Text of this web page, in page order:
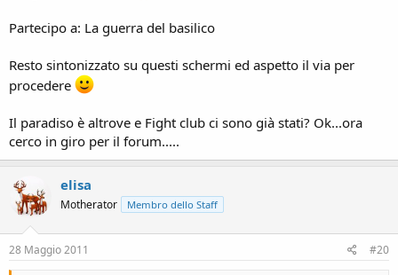
Partecipo a: La guerra del basilico
Resto sintonizzato su questi schermi ed aspetto il via per
procedere
Il paradiso è altrove e Fight club ci sono già stati? Ok...ora
cerco in giro per il forum.....
elisa
Motherator Membro dello Staff
28 Maggio 2011 #20